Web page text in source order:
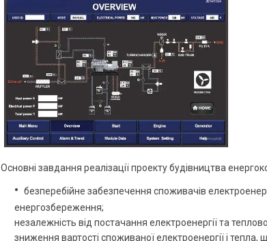
Основні завдання реалізації проекту будівництва
безперебійне забезпечення споживачів
енергозбереження;
незалежність від постачання електроенергії та
зниження вартості споживаної електроенергії і тепла,